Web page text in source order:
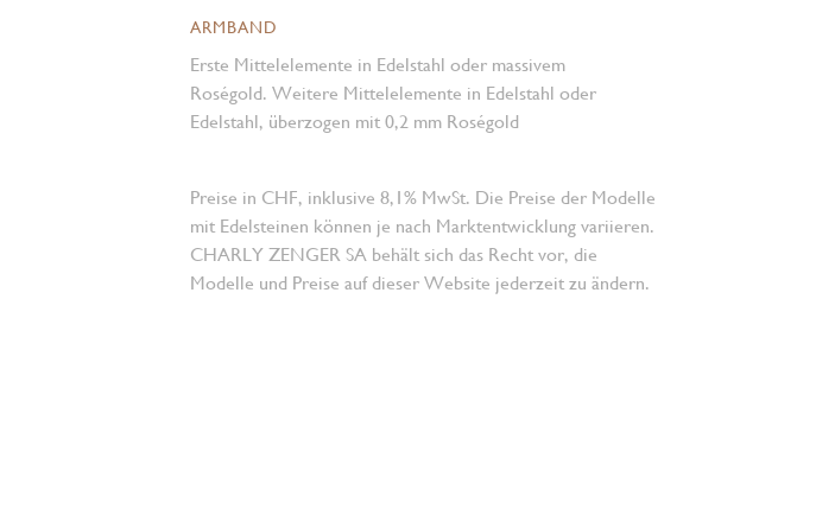
ARMBAND
Erste Mittelelemente in Edelstahl oder massivem
Roségold. Weitere Mittelelemente in Edelstahl oder
Edelstahl, überzogen mit 0,2 mm Roségold
Preise in CHF, inklusive 8,1% MwSt. Die Preise der Modelle
mit Edelsteinen können je nach Marktentwicklung variieren.
CHARLY ZENGER SA behält sich das Recht vor, die
Modelle und Preise auf dieser Website jederzeit zu ändern.